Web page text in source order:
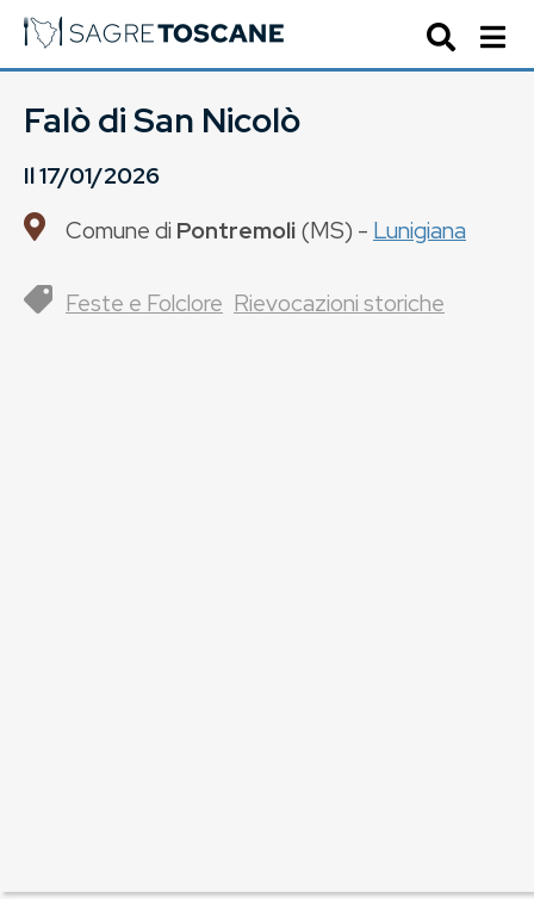
Falò di San Nicolò
Il17/01/2026
Comune di Pontremoli(MS) - Lunigiana
Feste e Folclore Rievocazioni storiche